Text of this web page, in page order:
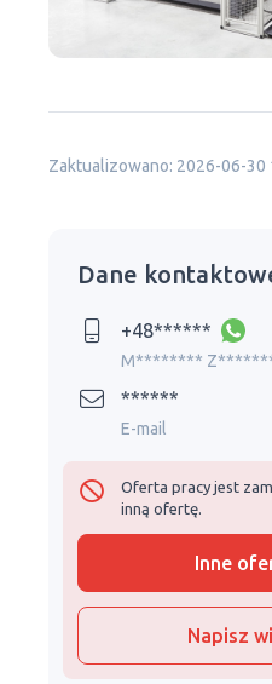
Zaktualizowano: 2026-06-30
Dane
+48******
M********
******
E-mail
Oferta pracy jest
inną ofertę.
Inne
Napisz